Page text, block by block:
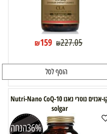
₪227.05
₪159
הוסף לסל
קו-אנזים נוטרי נאנו Nutri-Nano CoQ-10
solgar
36%הנחה